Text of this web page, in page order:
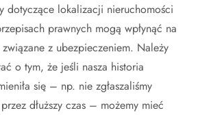
dotyczące lokalizacji nieruchomości
prawnych mogą wpłynąć na
z ubezpieczeniem. Należy
o tym, że jeśli nasza historia
się – np. nie zgłaszaliśmy
dłuższy czas – możemy mieć